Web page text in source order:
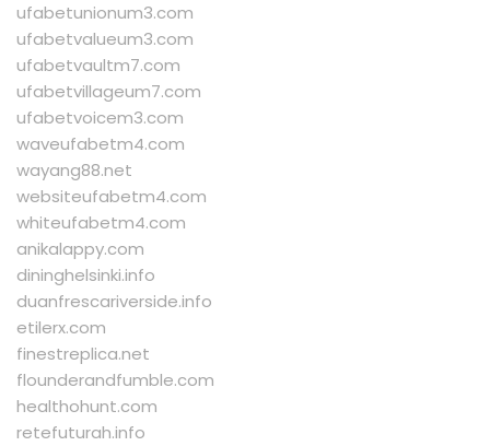
ufabetunionum3.com
ufabetvalueum3.com
ufabetvaultm7.com
ufabetvillageum7.com
ufabetvoicem3.com
waveufabetm4.com
wayang88.net
websiteufabetm4.com
whiteufabetm4.com
anikalappy.com
dininghelsinki.info
duanfrescariverside.info
etilerx.com
finestreplica.net
flounderandfumble.com
healthohunt.com
retefuturah.info